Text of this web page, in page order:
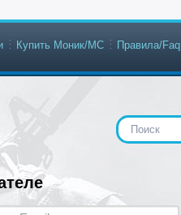
Купить Моник/МС Правила/Faq